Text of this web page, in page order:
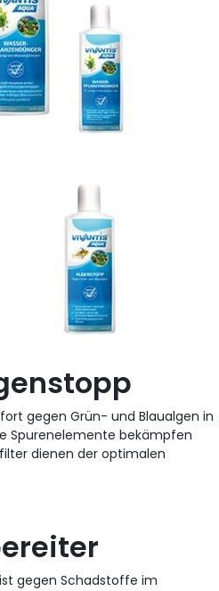
gegen Grün- und Blaualgen in
Spurenelemente bekämpfen
dienen der optimalen
gegen Schadstoffe im